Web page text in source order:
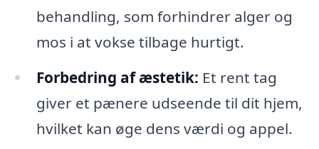
behandling, som forhindrer alger og
mos i at vokse tilbage hurtigt.
Forbedring af æstetik: Et rent tag
giver et pænere udseende til dit hjem,
hvilket kan øge dens værdi og appel.